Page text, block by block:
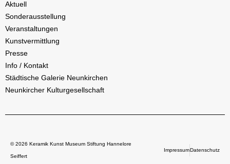
Aktuell
Sonderausstellung
Veranstaltungen
Kunstvermittlung
Presse
Info / Kontakt
Städtische Galerie Neunkirchen
Neunkircher Kulturgesellschaft
© 2026 Keramik Kunst Museum Stiftung Hannelore
Seiffert
ImpressumDatenschutz